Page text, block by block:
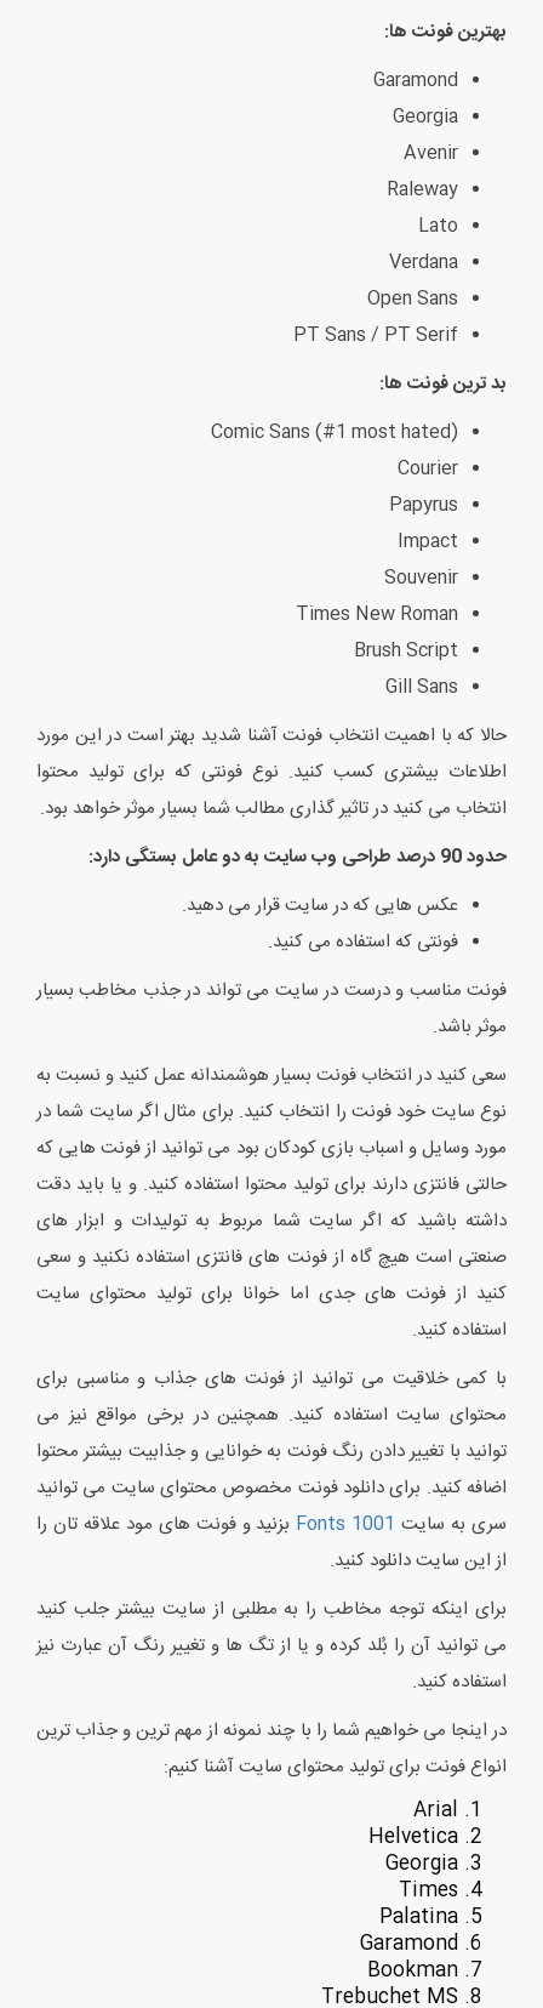
بهترین فونت ها:
Garamond
Georgia
Avenir
Raleway
Lato
Verdana
Open Sans
PT Sans / PT Serif
بد ترین فونت ها:
Comic Sans (#1 most hated)
Courier
Papyrus
Impact
Souvenir
Times New Roman
Brush Script
Gill Sans
حالا که با اهمیت انتخاب فونت آشنا شدید بهتر است در این مورد
اطلاعات بیشتری کسب کنید. نوع فونتی که برای تولید محتوا
انتخاب می کنید در تاثیر گذاری مطالب شما بسیار موثر خواهد بود.
حدود 90 درصد طراحی وب سایت به دو عامل بستگی دارد:
عکس هایی که در سایت قرار می دهید.
فونتی که استفاده می کنید.
فونت مناسب و درست در سایت می تواند در جذب مخاطب بسیار
موثر باشد.
سعی کنید در انتخاب فونت بسیار هوشمندانه عمل کنید و نسبت به
نوع سایت خود فونت را انتخاب کنید. برای مثال اگر سایت شما در
مورد وسایل و اسباب بازی کودکان بود می توانید از فونت هایی که
حالتی فانتزی دارند برای تولید محتوا استفاده کنید. و یا باید دقت
داشته باشید که اگر سایت شما مربوط به تولیدات و ابزار های
صنعتی است هیچ گاه از فونت های فانتزی استفاده نکنید و سعی
کنید از فونت های جدی اما خوانا برای تولید محتوای سایت
استفاده کنید.
با کمی خلاقیت می توانید از فونت های جذاب و مناسبی برای
محتوای سایت استفاده کنید. همچنین در برخی مواقع نیز می
توانید با تغییر دادن رنگ فونت به خوانایی و جذابیت بیشتر محتوا
اضافه کنید. برای دانلود فونت مخصوص محتوای سایت می توانید
سری به سایت Fonts 1001 بزنید و فونت های مود علاقه تان را
از این سایت دانلود کنید.
برای اینکه توجه مخاطب را به مطلبی از سایت بیشتر جلب کنید
می توانید آن را بُلد کرده و یا از تگ ها و تغییر رنگ آن عبارت نیز
استفاده کنید.
در اینجا می خواهیم شما را با چند نمونه از مهم ترین و جذاب ترین
انواع فونت برای تولید محتوای سایت آشنا کنیم:
Arial
Helvetica
Georgia
Times
Palatina
Garamond
Bookman
Trebuchet MS